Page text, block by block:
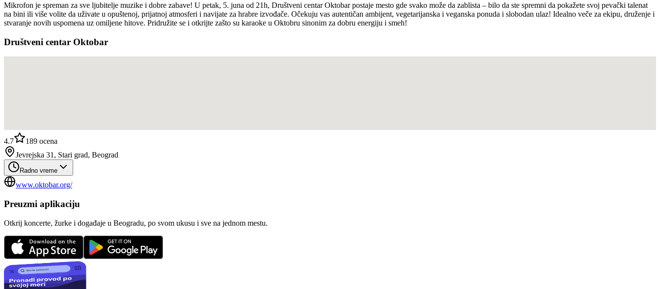
Mikrofon je spreman za sve ljubitelje muzike i dobre zabave! U petak, 5. juna od 21h, Društveni centar Oktobar postaje mesto gde svako može da zablista – bilo da ste spremni da pokažete svoj pevački talenat
na bini ili više volite da uživate u opuštenoj, prijatnoj atmosferi i navijate za hrabre izvođače. Očekuju vas autentičan ambijent, vegetarijanska i veganska ponuda i slobodan ulaz! Idealno veče za ekipu, druženje i
stvaranje novih uspomena uz omiljene hitove. Pridružite se i otkrijte zašto su karaoke u Oktobru sinonim za dobru energiju i smeh!
Društveni centar Oktobar
4.7 189 ocena
Jevrejska 31, Stari grad, Beograd
Radno vreme
www.oktobar.org/
Preuzmi aplikaciju
Otkrij koncerte, žurke i događaje u Beogradu, po svom ukusu i sve na jednom mestu.